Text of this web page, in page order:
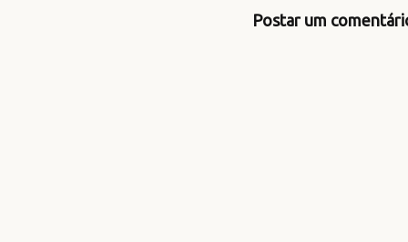
Postar um